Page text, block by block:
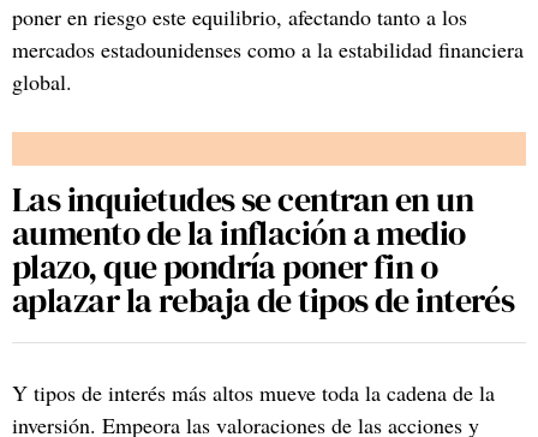
poner en riesgo este equilibrio, afectando tanto a los
mercados estadounidenses como a la estabilidad financiera
global.
Las inquietudes se centran en un
aumento de la inflación a medio
plazo, que pondría poner fin o
aplazar la rebaja de tipos de interés
Y tipos de interés más altos mueve toda la cadena de la
inversión. Empeora las valoraciones de las acciones y